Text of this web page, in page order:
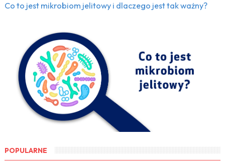
Co to jest mikrobiom jelitowy i dlaczego jest tak ważny?
POPULARNE